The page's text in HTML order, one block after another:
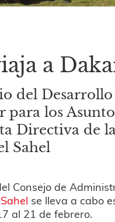
a
del
los
Directiva de
Sahel
Consejo de
se lleva a cabo
al 21 de febrero.